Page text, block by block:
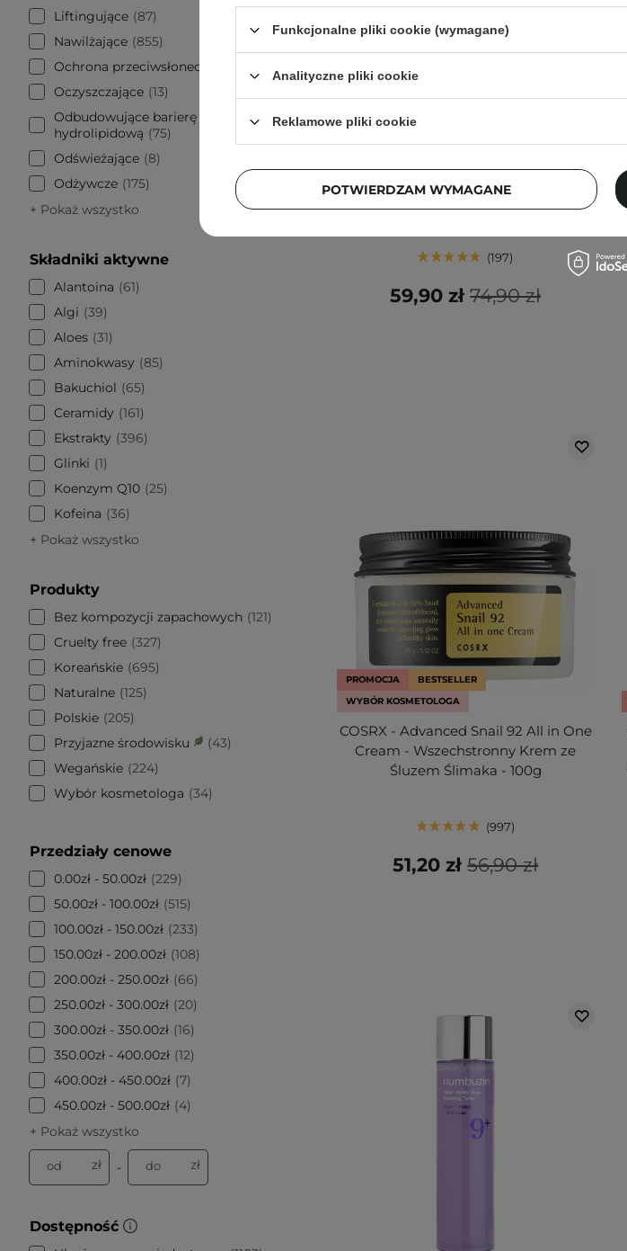
Liftingujące 87
Nawilżające 855
Ochrona przeciwsłoneczna
Oczyszczające 13
Odbudowujące barierę
hydrolipidową
75
Odświeżające 8
Odżywcze 175
+ Pokaż wszystko
Składniki aktywne
Alantoina
61
Algi
39
Aloes 31
Aminokwasy
85
Bakuchiol
65
Ceramidy
161
Ekstrakty
396
Glinki
1
Koenzym Q10 25
Kofeina
36
+ Pokaż wszystko
Produkty
Bez kompozycji zapachowych
121
Cruelty free 327
Koreańskie
695
Naturalne 125
Polskie 205
Przyjazne środowisku
43
Wegańskie 224
Wybór kosmetologa
34
Przedziały cenowe
0.00zł - 50.00zł 229
50.00zł - 100.00zł 515
100.00zł - 150.00zł 233
150.00zł - 200.00zł 108
200.00zł - 250.00zł
66
250.00zł - 300.00zł 20
300.00zł - 350.00zł 16
350.00zł - 400.00zł 12
400.00zł - 450.00zł 7
450.00zł - 500.00zł
4
+ Pokaż wszystko
od zł - do zł
Dostępność
Rose Jelly - Nawilżające Płatki pod
197
74,90 zł
59,90 zł
PROMOCJA
BESTSELLER
WYBÓR KOSMETOLOGA
COSRX - Advanced Snail 92 All in One
Cream - Wszechstronny Krem ze
Śluzem Ślimaka - 100g
997
56,90 zł
51,20 zł
Funkcjonalne pliki cookie (wymagane)
Analityczne pliki cookie
Reklamowe pliki cookie
POTWIERDZAM WYMAGANE